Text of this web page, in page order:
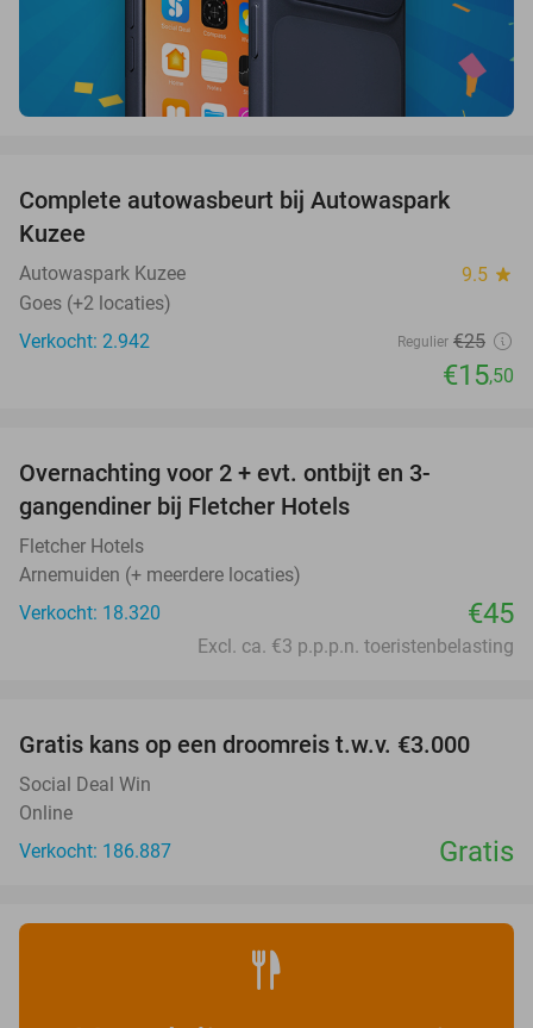
Complete autowasbeurt bij Autowaspark
Kuzee
Autowaspark Kuzee 9.5 star
Goes (+2 locaties)
Verkocht: 2.942
Regulier €25
€15,50
Overnachting voor 2 + evt. ontbijt en 3-
gangendiner bij Fletcher Hotels
Fletcher Hotels
Arnemuiden (+ meerdere locaties)
Verkocht: 18.320
€45
Excl. ca. €3 p.p.p.n. toeristenbelasting
Gratis kans op een droomreis t.w.v. €3.000
Social Deal Win
Online
Verkocht: 186.887
Gratis